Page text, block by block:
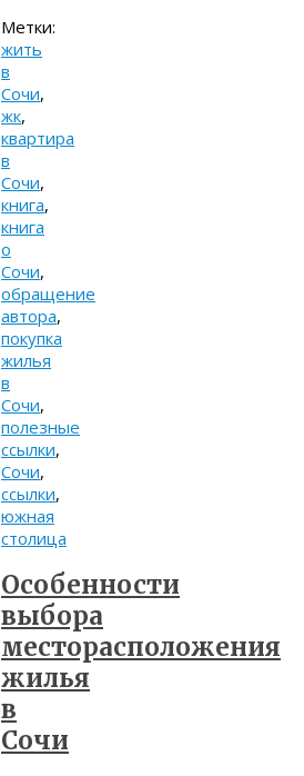
Метки:
жить
в
Сочи,
жк,
квартира
в
Сочи,
книга,
книга
о
Сочи,
обращение
автора,
покупка
жилья
в
Сочи,
полезные
ссылки,
Сочи,
ссылки,
южная
столица
Особенности
выбора
месторасположения
жилья
в
Сочи